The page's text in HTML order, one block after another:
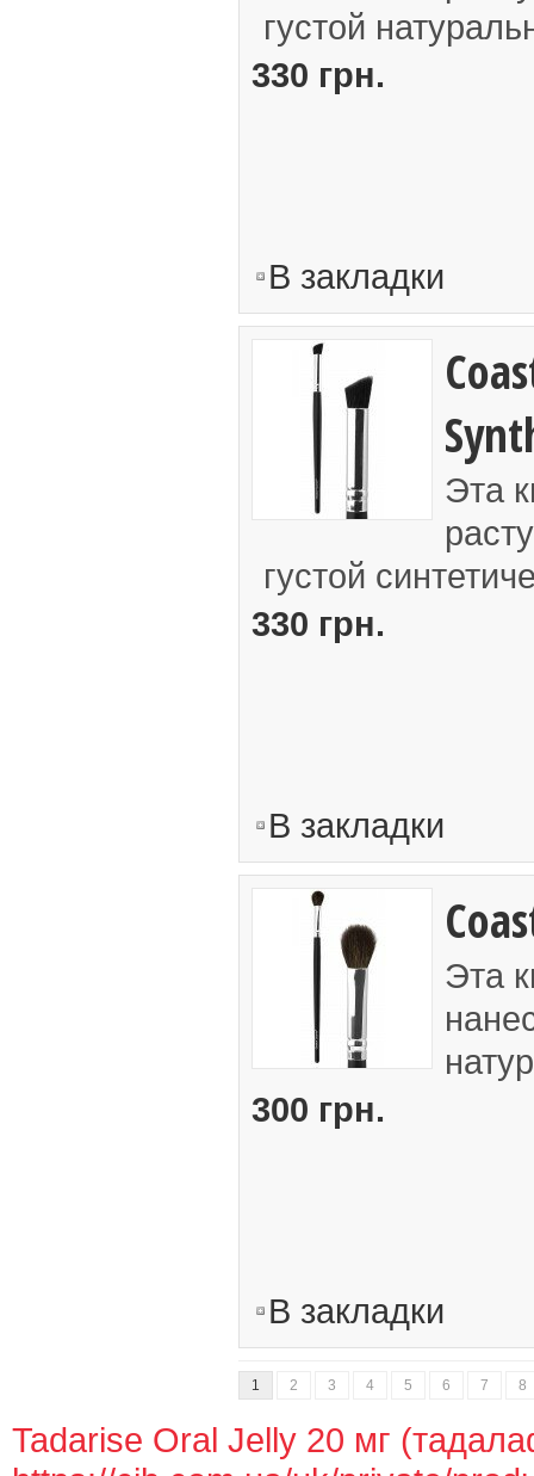
густой
330 грн.
В закладки
Эта
густой
330 грн.
В закладки
Эта
300 грн.
В закладки
1 2 3 4 5 6 7 8
Tadarise Oral Jelly 20 мг